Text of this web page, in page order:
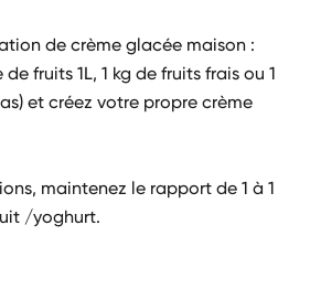
de crème glacée maison :
fruits 1L, 1 kg de fruits frais ou 1
et créez votre propre crème
maintenez le rapport de 1 à 1
/yoghurt.